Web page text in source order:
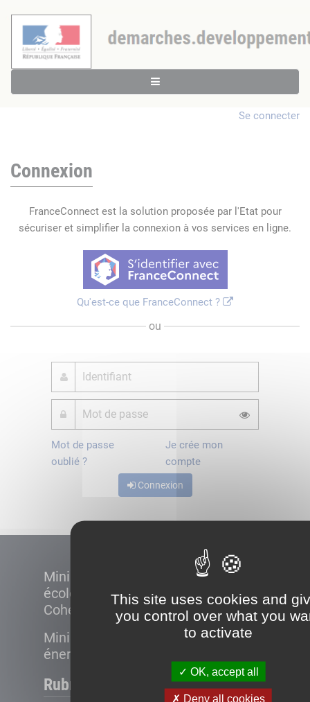
This site uses cookies and
you control over what you
to activate
OK, accept all
Deny all cookies
Se connecter
Connexion
FranceConnect est la solution proposée par l'Etat pour
sécuriser et simplifier la connexion à vos services en ligne.
Qu'est-ce que FranceConnect ?
ou
Mot de passe
oublié ?
Je crée mon
compte
Connexion
Ministère de la Transition
écologique et de la
Cohésion des territoires
Ministère de la Transition
énergétique
Rubriques